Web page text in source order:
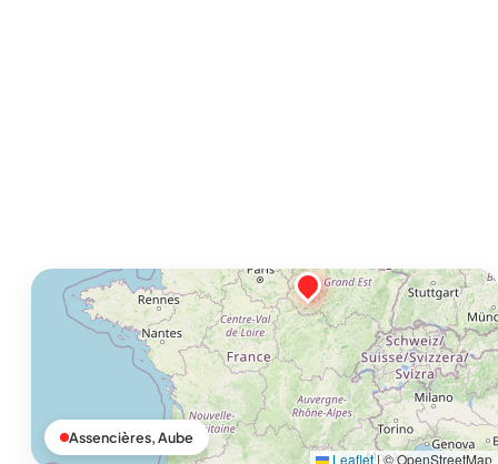
Leaflet |© OpenStreetMap
Assencières, Aube